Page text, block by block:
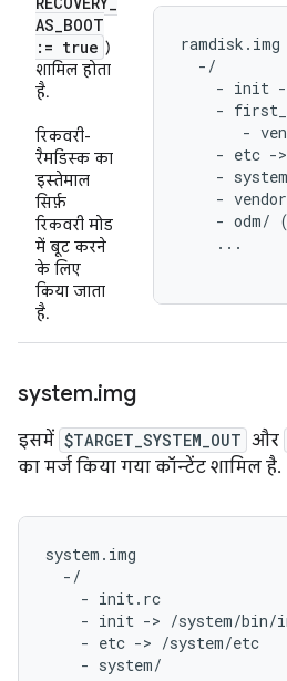
AS_BOOT
:= true )
शामिल होता
है.
रिकवरी-
रैमडिस्क का
इस्तेमाल
सिर्फ़
रिकवरी मोड
में बूट करने
के लिए
किया जाता
है.
ramdisk.img
  -/
- init
-
-
- etc -
-
-
- odm/
    ...
system.img
इसमें $TARGET_SYSTEM_OUT और
का मर्ज किया गया कॉन्टेंट शामिल है.
system.img
  -/
    - init.rc
- init -> /system/bin/
    - etc -> /system/etc
    - system/